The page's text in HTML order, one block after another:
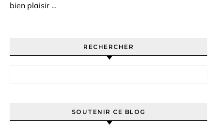
bien plaisir …
RECHERCHER
SOUTENIR CE BLOG